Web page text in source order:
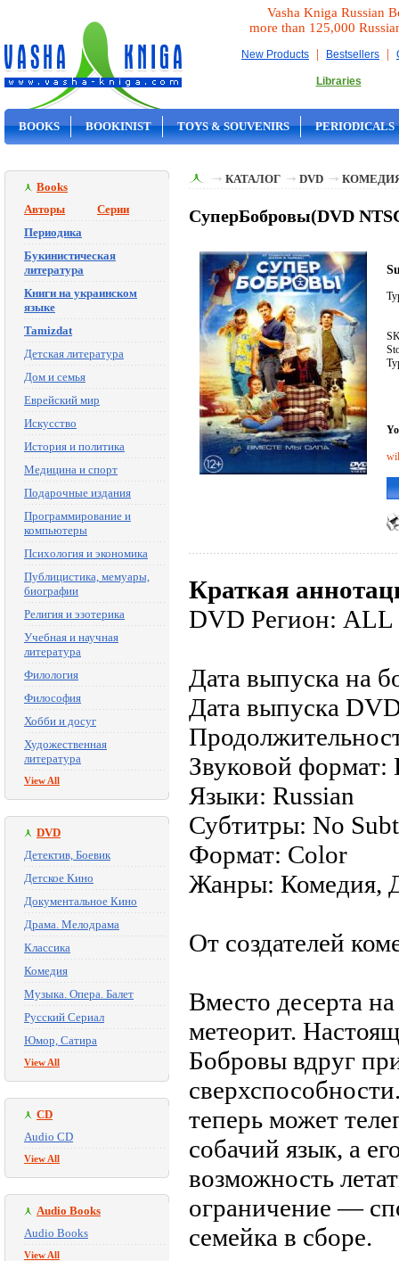
Vasha Kniga Russian
more than 125,000
New Products | Bestsellers |
Libraries
BOOKS BOOKINIST TOYS & SOUVENIRS PERIODICALS
Books
Авторы
Серии
Периодика
Букинистическая
литература
Книги на украинском
языке
Tamizdat
Детская литература
Дом и семья
Еврейский мир
Искусство
История и политика
Медицина и спорт
Подарочные издания
Программирование и
компьютеры
Психология и экономика
Публицистика, мемуары,
биографии
Религия и эзотерика
Учебная и научная
литература
Филология
Философия
Хобби и досуг
Художественная
литература
View All
DVD
Детектив, Боевик
Детское Кино
Документальное Кино
Драма. Мелодрама
Классика
Комедия
Музыка. Опера. Балет
Русский Сериал
Юмор, Сатира
View All
CD
Audio CD
View All
Audio Books
Audio Books
View All
КАТАЛОГ DVD
СуперБобровы(DVD
Краткая
DVD Регион: ALL
Дата выпуска на
Дата выпуска
Звуковой
Языки: Russian
Субтитры: No
Формат: Color
Жанры: Комедия,
От создателей
Вместо десерта
метеорит.
Бобровы вдруг
теперь может
собачий язык, а
возможность
ограничение —
семейка в сборе.